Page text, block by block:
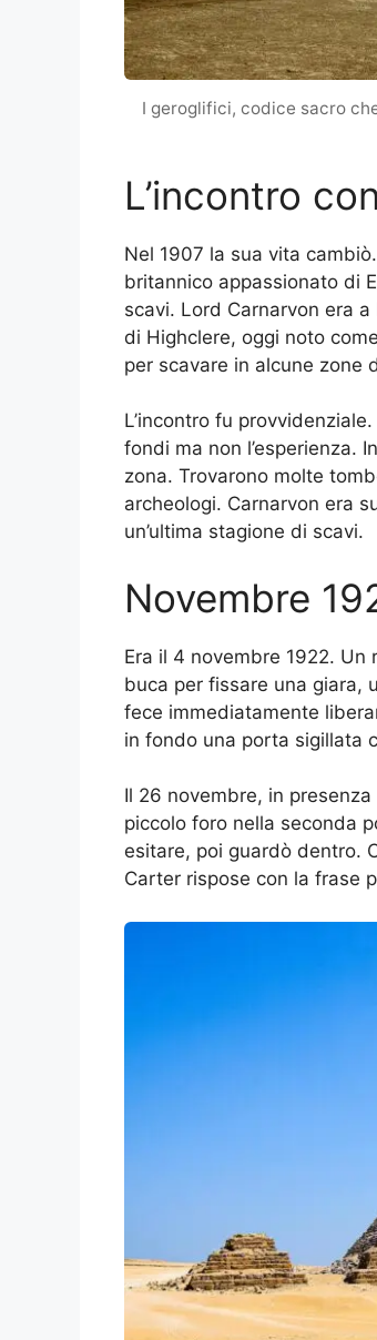
I geroglifici, codice sacro
L’incontro
Nel 1907 la sua vita
britannico appassionato di
scavi. Lord Carnarvon era
di Highclere, oggi noto
per scavare in alcune zone
L’incontro fu
fondi ma non l’esperienza.
zona. Trovarono molte
archeologi. Carnarvon era
un’ultima stagione di scavi.
Novembre
Era il 4 novembre 1922. Un
buca per fissare una giara,
fece immediatamente
in fondo una porta sigillata
Il 26 novembre, in
piccolo foro nella seconda
esitare, poi guardò dentro.
Carter rispose con la frase